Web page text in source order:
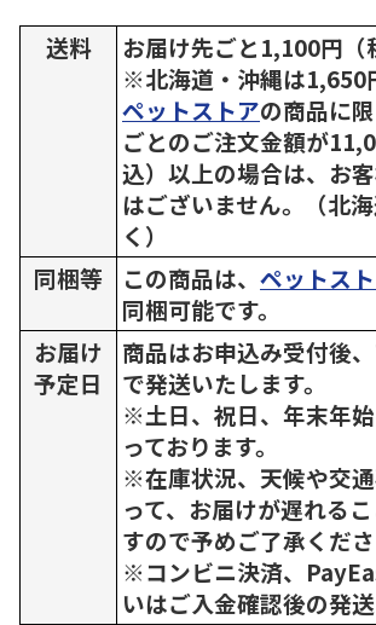
送料
お届け先ごと1,100円（
※北海道・沖縄は1,650
ペットストアの商品に
ごとのご注文金額が
込）以上の場合は、お
はございません。（北
く）
同梱等
この商品は、 ペットス
同梱可能です。
お届け
予定日
商品はお申込み受付後
で発送いたします。
※土日、祝日、年末年
っております。
※在庫状況、天候や交
って、お届けが遅れる
すので予めご了承くださ
※コンビニ決済、
いはご入金確認後の発送